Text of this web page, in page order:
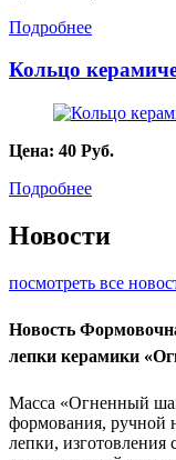
Подробнее
Кольцо
Цена: 40 Руб.
Подробнее
Новости
посмотреть все
Новость
лепки керамики
Масса «Огненный
формования, ручной
лепки, изготовления